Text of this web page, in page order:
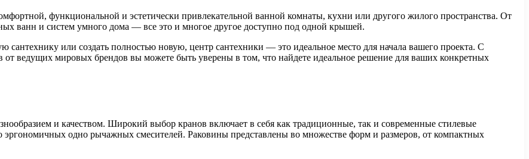
функциональной и эстетически привлекательной ванной комнаты, кухни или другого жилого пространства. От
ванн и систем умного дома — все это и многое другое доступно под одной крышей.
или создать полностью новую, центр сантехники — это идеальное место для начала вашего проекта. С
ведущих мировых брендов вы можете быть уверены в том, что найдете идеальное решение для ваших конкретных
и качеством. Широкий выбор кранов включает в себя как традиционные, так и современные стилевые
эргономичных одно рычажных смесителей. Раковины представлены во множестве форм и размеров, от компактных